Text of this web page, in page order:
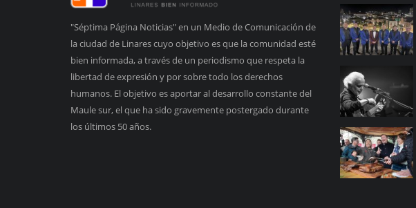
"Séptima Página Noticias" en un Medio de Comunicación de
la ciudad de Linares cuyo objetivo es que la comunidad esté
bien informada, a través de un periodismo que respeta la
libertad de expresión y por sobre todo los derechos
humanos. El objetivo es aportar al desarrollo constante del
Maule sur, el que ha sido gravemente postergado durante
los últimos 50 años.